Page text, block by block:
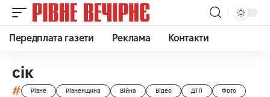
Передплата газети Реклама Контакти
сік
# Рівне Рівненщина Війна Відео ДТП Фото